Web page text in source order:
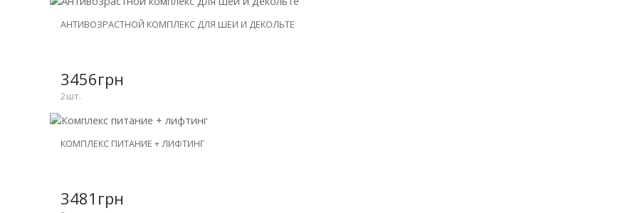
НОВИНКА
-30%
АНТИВОЗРАСТНОЙ КОМПЛЕКС ДЛЯ ШЕИ И ДЕКОЛЬТЕ
3456грн
2шт.
НОВИНКА
-26%
КОМПЛЕКС ПИТАНИЕ + ЛИФТИНГ
3481грн